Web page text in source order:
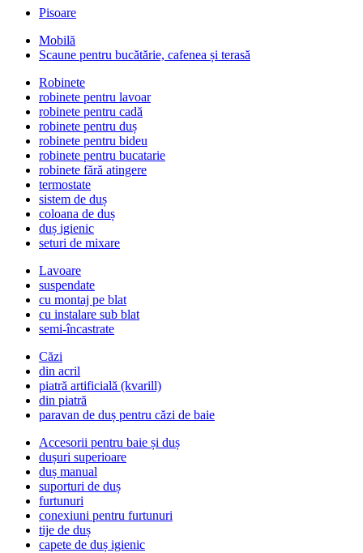
Pisoare
Mobilă
Scaune pentru bucătărie, cafenea și terasă
Robinete
robinete pentru lavoar
robinete pentru cadă
robinete pentru duș
robinete pentru bideu
robinete pentru bucatarie
robinete fără atingere
termostate
sistem de duș
coloana de duș
duș igienic
seturi de mixare
Lavoare
suspendate
cu montaj pe blat
cu instalare sub blat
semi-încastrate
Căzi
din acril
piatră artificială (kvarill)
din piatră
paravan de duș pentru căzi de baie
Accesorii pentru baie și duș
dușuri superioare
duș manual
suporturi de duș
furtunuri
conexiuni pentru furtunuri
tije de duș
capete de duș igienic